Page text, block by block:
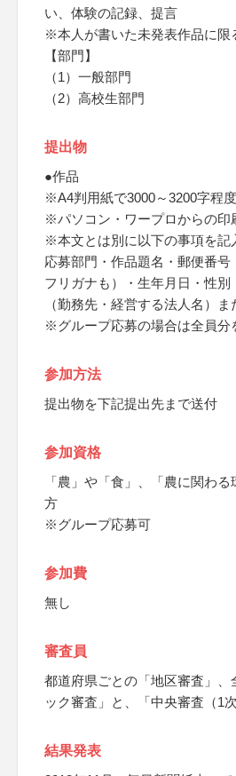
い、体験の記録、提言
※本人が書いた未発表作品に限
【部門】
（1）一般部門
（2）高校生部門
提出物
●作品
※A4判用紙で3000～3200字程度
※パソコン・ワープロからの印
※本文とは別に以下の事項を記
応募部門・作品題名・郵便番
フリガナも）・生年月日・性別
（勤務先・経営する法人名）
※グループ応募の場合は全員分
参加方法
提出物を下記提出先まで送付
参加資格
「農」や「食」、「農に関わ
方
※グループ応募可
参加費
無し
審査員
都道府県ごとの「地区審査」、
ック審査」と、「中央審査（1次
結果発表